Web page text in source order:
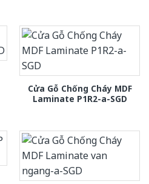
Cửa Gỗ Chống Cháy MDF
Laminate P1R2-a-SGD